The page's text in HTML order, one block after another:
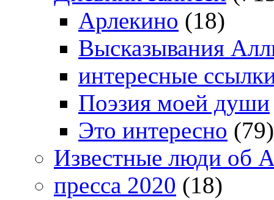
Арлекино (18)
Высказывания
интересные
Поэзия моей души
Это интересно (79)
Известные люди об
пресса 2020 (18)